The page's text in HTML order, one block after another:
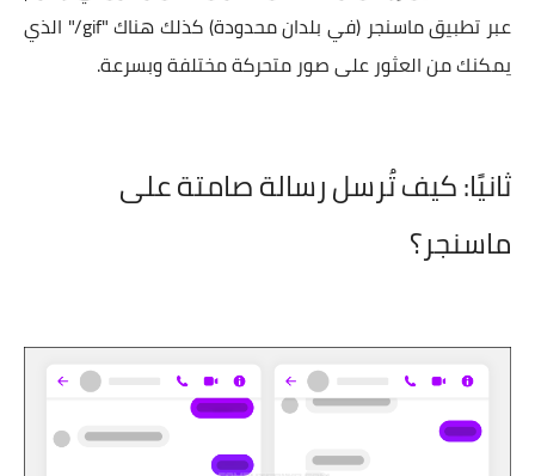
عبر تطبيق ماسنجر (في بلدان محدودة) كذلك هناك "gif/" الذي
يمكنك من العثور على صور متحركة مختلفة وبسرعة.
ثانيًا: كيف تُرسل رسالة صامتة على
ماسنجر؟